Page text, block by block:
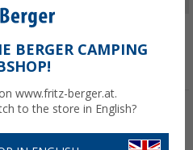
BERGER CAMPING
www.fritz-berger.at.
to the store in English?